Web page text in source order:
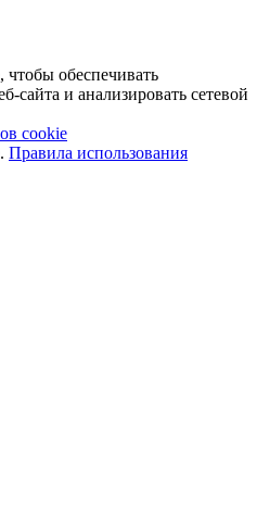
обеспечивать
сайта и анализировать сетевой
cookie
Правила использования